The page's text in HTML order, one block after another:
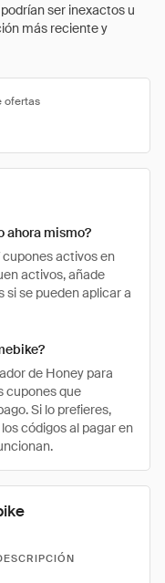
ser inexactos u
más reciente y
ofertas
ahora mismo?
activos en
activos, añade
se pueden aplicar a
de Honey para
cupones que
Si lo prefieres,
códigos al pagar en